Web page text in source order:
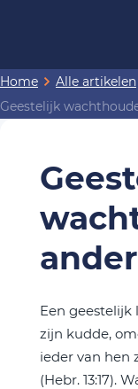
Home Alle artikelen
Geestelijk
Een geestelijk
zijn kudde,
ieder van hen
(Hebr. 13:17).